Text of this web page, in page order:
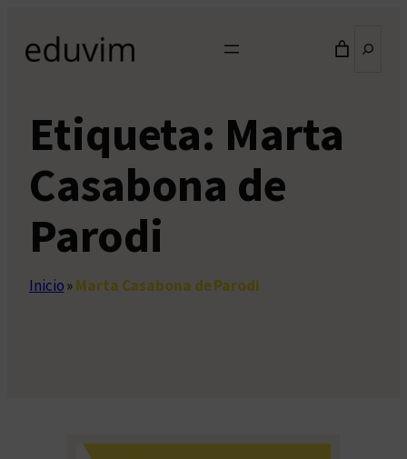
contenido
Etiqueta: Marta
Casabona de
Parodi
Inicio»Marta Casabona de Parodi